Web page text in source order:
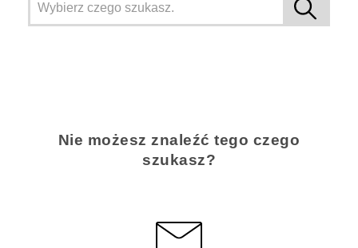
Nie możesz znaleźć tego czego
szukasz?